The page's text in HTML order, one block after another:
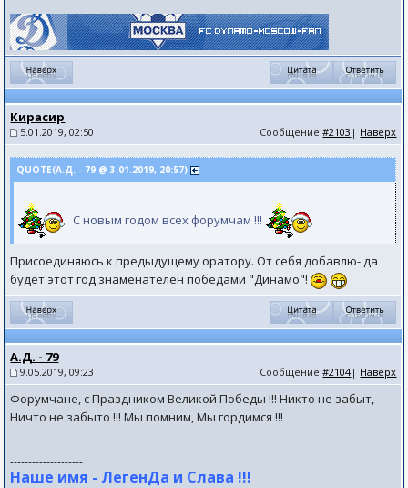
Кирасир
5.01.2019, 02:50 Сообщение#2103 | Наверх
QUOTE(А.Д. - 79 @ 3.01.2019, 20:57)
С новым годом всех форумчам !!!
Присоединяюсь к предыдущему оратору. От себя добавлю- да
будет этот год знаменателен победами "Динамо"!
А.Д. - 79
9.05.2019, 09:23 Сообщение#2104| Наверх
Форумчане, с Праздником Великой Победы !!! Никто не забыт,
Ничто не забыто !!! Мы помним, Мы гордимся !!!
--------------------
Наше имя - ЛегенДа и Слава !!!